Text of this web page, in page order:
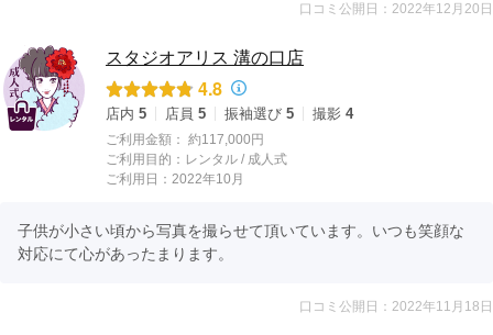
口コミ公開日：2022年12月20日
スタジオアリス 溝の口店
4.8
店内 5 店員 5 振袖選び 5 撮影 4
ご利用金額： 約117,000円
ご利用目的： レンタル / 成人式
ご利用日：2022年10月
子供が小さい頃から写真を撮らせて頂いています。いつも笑顔な
対応にて心があったまります。
口コミ公開日：2022年11月18日